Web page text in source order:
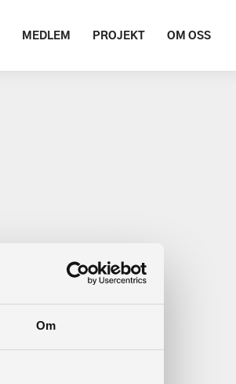
Om
MEDLEM PROJEKT OM OSS